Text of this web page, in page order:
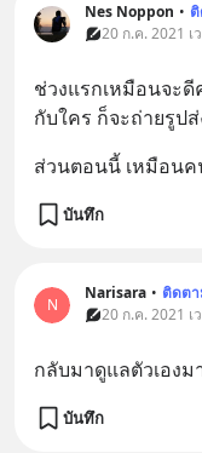
Nes Noppon •
20 ก.ค. 2021 เ
ช่วงแรกเหมือนจะ
กับใคร ก็จะถ่ายรูป
ส่วนตอนนี้ เหมือน
บันทึก
N
Narisara • ติดต
20 ก.ค. 2021 เ
กลับมาดูแลตัวเอง
บันทึก